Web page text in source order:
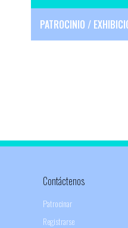
PATROCINIO /
Contáctenos
Patrocinar
Registrarse